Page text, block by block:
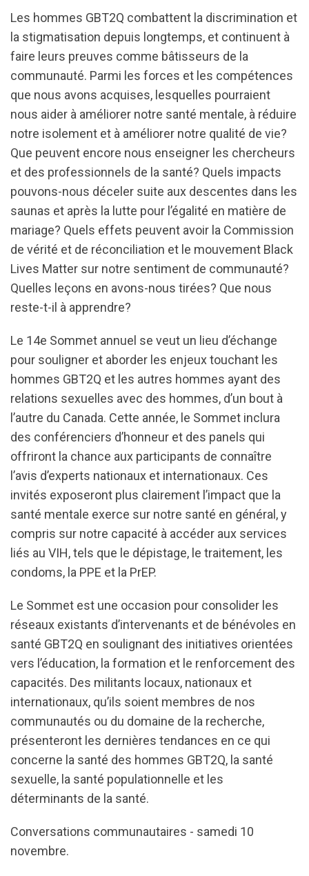
Les hommes GBT2Q combattent la discrimination et
la stigmatisation depuis longtemps, et continuent à
faire leurs preuves comme bâtisseurs de la
communauté. Parmi les forces et les compétences
que nous avons acquises, lesquelles pourraient
nous aider à améliorer notre santé mentale, à réduire
notre isolement et à améliorer notre qualité de vie?
Que peuvent encore nous enseigner les chercheurs
et des professionnels de la santé? Quels impacts
pouvons-nous déceler suite aux descentes dans les
saunas et après la lutte pour l’égalité en matière de
mariage? Quels effets peuvent avoir la Commission
de vérité et de réconciliation et le mouvement Black
Lives Matter sur notre sentiment de communauté?
Quelles leçons en avons-nous tirées? Que nous
reste-t-il à apprendre?
Le 14e Sommet annuel se veut un lieu d’échange
pour souligner et aborder les enjeux touchant les
hommes GBT2Q et les autres hommes ayant des
relations sexuelles avec des hommes, d’un bout à
l’autre du Canada. Cette année, le Sommet inclura
des conférenciers d’honneur et des panels qui
offriront la chance aux participants de connaître
l’avis d’experts nationaux et internationaux. Ces
invités exposeront plus clairement l’impact que la
santé mentale exerce sur notre santé en général, y
compris sur notre capacité à accéder aux services
liés au VIH, tels que le dépistage, le traitement, les
condoms, la PPE et la PrEP.
Le Sommet est une occasion pour consolider les
réseaux existants d’intervenants et de bénévoles en
santé GBT2Q en soulignant des initiatives orientées
vers l’éducation, la formation et le renforcement des
capacités. Des militants locaux, nationaux et
internationaux, qu’ils soient membres de nos
communautés ou du domaine de la recherche,
présenteront les dernières tendances en ce qui
concerne la santé des hommes GBT2Q, la santé
sexuelle, la santé populationnelle et les
déterminants de la santé.
Conversations communautaires - samedi 10
novembre.